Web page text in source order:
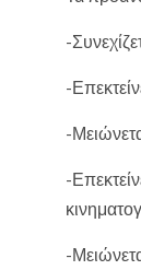
-
-
-
-
-